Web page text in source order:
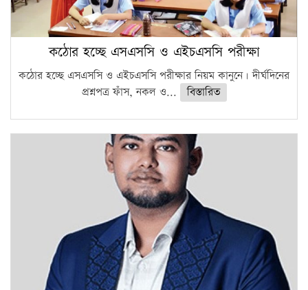
কঠোর হচ্ছে এসএসসি ও এইচএসসি পরীক্ষা
কঠোর হচ্ছে এসএসসি ও এইচএসসি পরীক্ষার নিয়ম কানুনে। দীর্ঘদিনের
প্রশ্নপত্র ফাঁস, নকল ও...
বিস্তারিত